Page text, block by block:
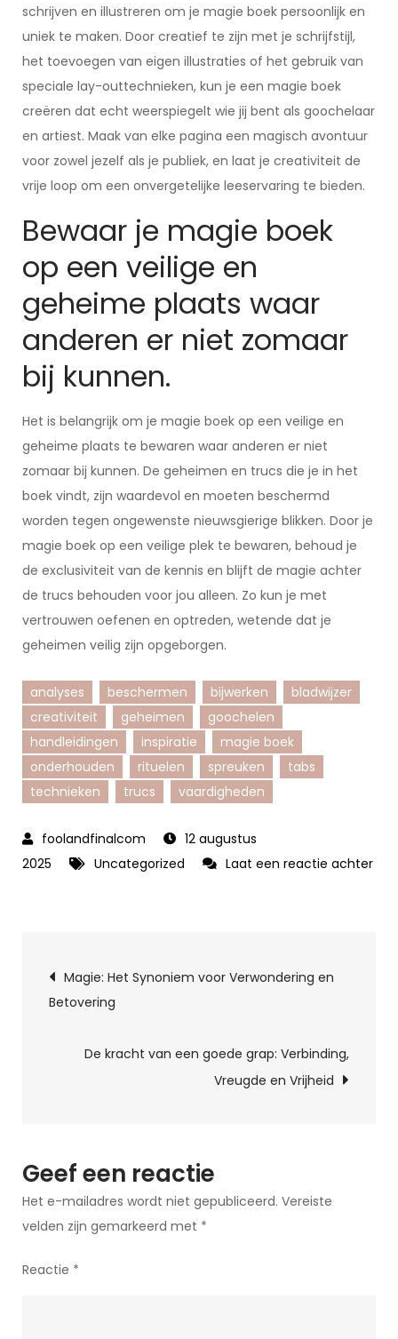
schrijven en illustreren om je magie boek persoonlijk en
uniek te maken. Door creatief te zijn met je schrijfstijl,
het toevoegen van eigen illustraties of het gebruik van
speciale lay-outtechnieken, kun je een magie boek
creëren dat echt weerspiegelt wie jij bent als goochelaar
en artiest. Maak van elke pagina een magisch avontuur
voor zowel jezelf als je publiek, en laat je creativiteit de
vrije loop om een onvergetelijke leeservaring te bieden.
Bewaar je magie boek
op een veilige en
geheime plaats waar
anderen er niet zomaar
bij kunnen.
Het is belangrijk om je magie boek op een veilige en
geheime plaats te bewaren waar anderen er niet
zomaar bij kunnen. De geheimen en trucs die je in het
boek vindt, zijn waardevol en moeten beschermd
worden tegen ongewenste nieuwsgierige blikken. Door je
magie boek op een veilige plek te bewaren, behoud je
de exclusiviteit van de kennis en blijft de magie achter
de trucs behouden voor jou alleen. Zo kun je met
vertrouwen oefenen en optreden, wetende dat je
geheimen veilig zijn opgeborgen.
analyses beschermen bijwerken
bladwijzer
creativiteit
geheimen
goochelen
handleidingen
inspiratie
magie boek
onderhouden
rituelen spreuken
tabs
technieken
trucs vaardigheden
12 augustus
2025
Uncategorized
Laat een reactie achter
WereldBerichtnavigatie
Magie: Het Synoniem voor Verwondering en
Betovering
De kracht van een goede grap: Verbinding,
Vreugde en Vrijheid
Geef een reactie
Het e-mailadres wordt niet gepubliceerd. Vereiste
velden zijn gemarkeerd met *
Reactie *